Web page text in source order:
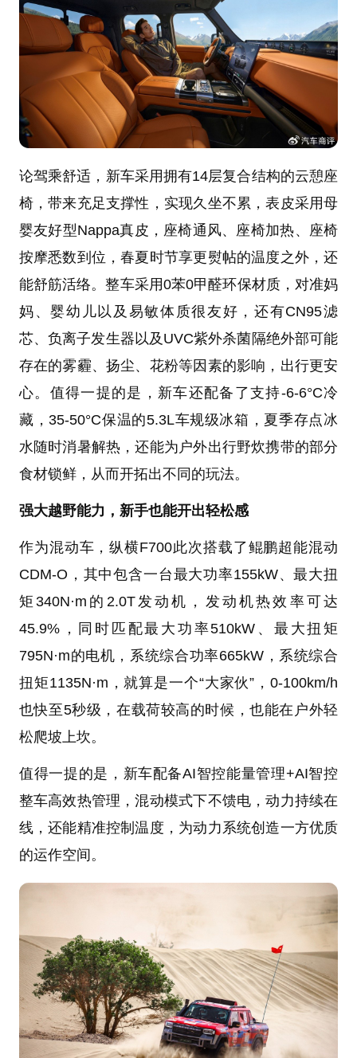
论驾乘舒适，新车采用拥有14层复合结构的云憩座
椅，带来充足支撑性，实现久坐不累，表皮采用母
婴友好型Nappa真皮，座椅通风、座椅加热、座椅
按摩悉数到位，春夏时节享更熨帖的温度之外，还
能舒筋活络。整车采用0苯0甲醛环保材质，对准妈
妈、婴幼儿以及易敏体质很友好，还有CN95滤
芯、负离子发生器以及UVC紫外杀菌隔绝外部可能
存在的雾霾、扬尘、花粉等因素的影响，出行更安
心。值得一提的是，新车还配备了支持-6-6°C冷
藏，35-50°C保温的5.3L车规级冰箱，夏季存点冰
水随时消暑解热，还能为户外出行野炊携带的部分
食材锁鲜，从而开拓出不同的玩法。
强大越野能力，新手也能开出轻松感
作为混动车，纵横F700此次搭载了鲲鹏超能混动
CDM-O，其中包含一台最大功率155kW、最大扭
矩340N·m的2.0T发动机，发动机热效率可达
45.9%，同时匹配最大功率510kW、最大扭矩
795N·m的电机，系统综合功率665kW，系统综合
扭矩1135N·m，就算是一个“大家伙”，0-100km/h
也快至5秒级，在载荷较高的时候，也能在户外轻
松爬坡上坎。
值得一提的是，新车配备AI智控能量管理+AI智控
整车高效热管理，混动模式下不馈电，动力持续在
线，还能精准控制温度，为动力系统创造一方优质
的运作空间。